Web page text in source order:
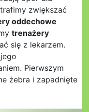
zwiększać
oddechowe
trenażery
się z lekarzem.
Pierwszym
żebra i zapadnięte